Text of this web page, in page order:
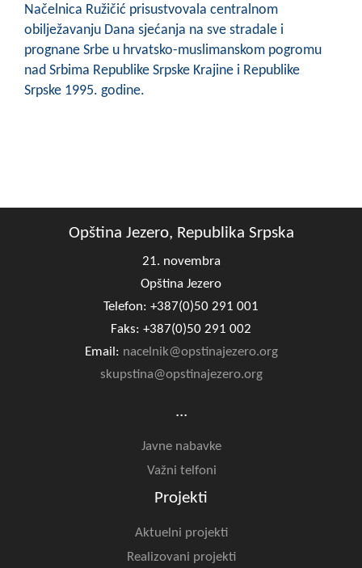
Turizam
Sport
Načelnica Ružičić prisustvovala centralnom
obilježavanju Dana sjećanja na sve stradale i
prognane Srbe u hrvatsko-muslimanskom pogromu
nad Srbima Republike Srpske Krajine i Republike
Srpske 1995. godine.
Opština Jezero, Republika Srpska
21. novembra
Opština Jezero
Telefon: +387(0)50 291 001
Faks: +387(0)50 291 002
Email: nacelnik@opstinajezero.org
skupstina@opstinajezero.org
...
Javne nabavke
Važni telfoni
Projekti
Aktuelni projekti
Realizovani projekti